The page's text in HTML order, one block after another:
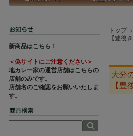
新商品はこちら！
＜偽サイトにご注意ください＞
地カレー家の運営店舗はこちらの
店舗のみです。
店舗名のご確認をお願いいたしま
す。
トップ
【豊後
大分
【豊